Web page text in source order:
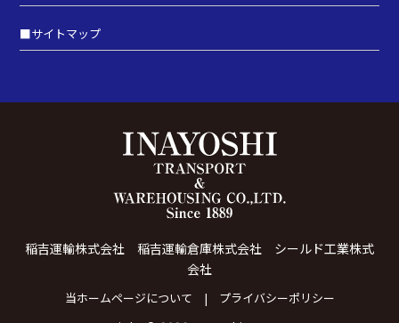
■サイトマップ
稲吉運輸株式会社 稲吉運輸倉庫株式会社 シールド工業株式
会社
当ホームページについて
プライバシーポリシー